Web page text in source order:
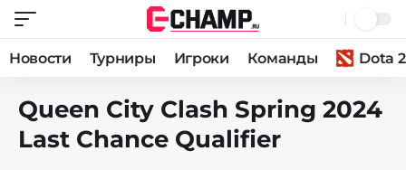
Новости Турниры Игроки Команды Dota 2
Queen City Clash Spring 2024
Last Chance Qualifier